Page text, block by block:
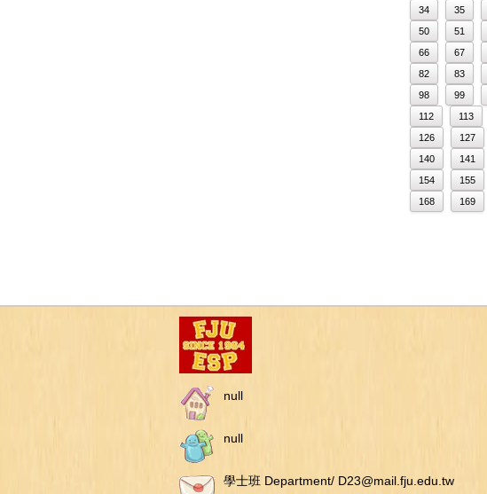
34
35
50
51
66
67
82
83
98
99
112
113
126
127
140
141
154
155
168
169
null
null
學士班 Department/ D23@mail.fju.edu.tw